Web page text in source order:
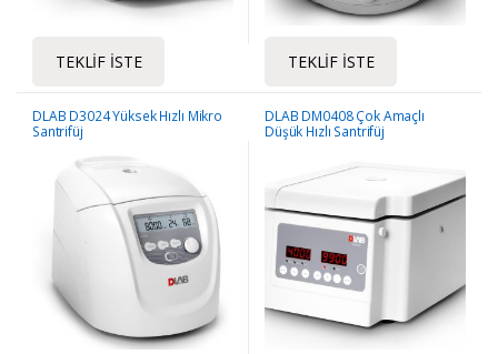
TEKLIF İSTE TEKLIF İSTE
DLAB D3024 Yüksek Hızlı Mikro
Santrifüj
DLAB DM0408 Çok Amaçlı
Düşük Hızlı Santrifüj